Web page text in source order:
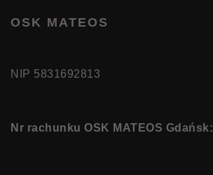
OSK MATEOS
NIP 5831692813
Nr rachunku OSK MATEOS Gdańsk: